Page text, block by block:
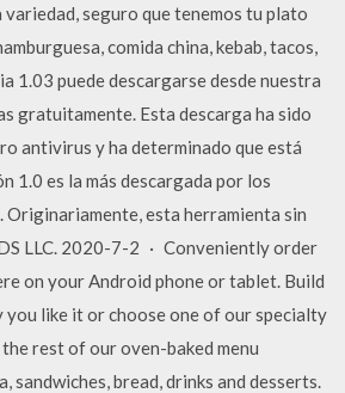
variedad, seguro que tenemos tu plato
comida china, kebab, tacos,
1.03 puede descargarse desde nuestra
gratuitamente. Esta descarga ha sido
antivirus y ha determinado que está
1.0 es la más descargada por los
Originariamente, esta herramienta sin
LLC. 2020-7-2 · Conveniently order
on your Android phone or tablet. Build
you like it or choose one of our specialty
rest of our oven-baked menu
sandwiches, bread, drinks and desserts.